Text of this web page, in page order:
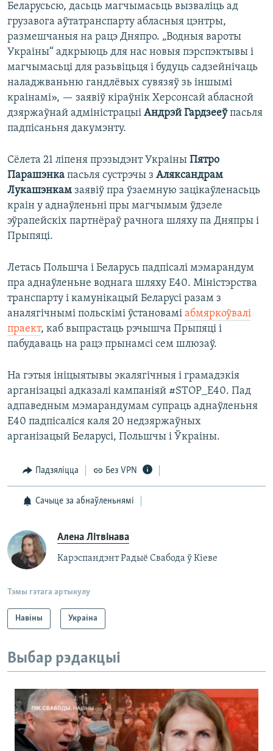
Беларусьсю, дасьць магчымасьць вызваліць ад
грузавога аўтатранспарту абласныя цэнтры,
размешчаныя на рацэ Дняпро. „Водныя вароты
Украіны“ адкрыюць для нас новыя пэрспэктывы і
магчымасьці для разьвіцьця і будуць садзейнічаць
наладжваньню гандлёвых сувязяў зь іншымі
краінамі», — заявіў кіраўнік Херсонсай абласной
дзяржаўнай адміністрацыі Андрэй Гардзееўпасьля
падпісаньня дакумэнту.
Сёлета 21 ліпеня прэзыдэнт Украіны Пятро
Парашэнка пасьля сустрэчы з Аляксандрам
Лукашэнкам заявіў пра ўзаемную зацікаўленасьць
краін у аднаўленьні пры магчымым ўдзеле
эўрапейскіх партнёраў рачнога шляху па Дняпры і
Прыпяці.
Летась Польшча і Беларусь падпісалі мэмарандум
пра аднаўленьне воднага шляху Е40. Міністэрства
транспарту і камунікацый Беларусі разам з
аналягічнымі польскімі ўстановамі абмяркоўвалі
праект, каб выпрастаць рэчышча Прыпяці і
пабудаваць на рацэ прынамсі сем шлюзаў.
На гэтыя ініцыятывы экалягічныя і грамадзкія
арганізацыі адказалі кампаніяй #STOP_E40. Пад
адпаведным мэмарандумам супраць аднаўленьня
Е40 падпісаліся каля 20 недзяржаўных
арганізацый Беларусі, Польшчы і Ўкраіны.
Падзяліцца Без VPN
Сачыце за абнаўленьнямі
Алена Літвінава
Карэспандэнт Радыё Свабода ў Кіеве
Тэмы гэтага артыкулу
Навіны Украіна
Выбар рэдакцыі